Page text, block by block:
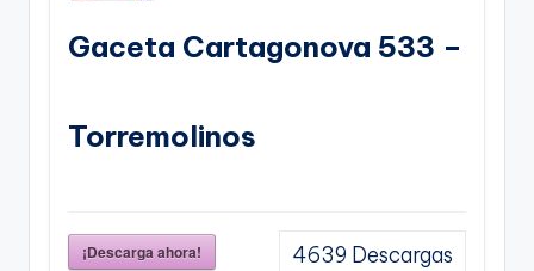
Gaceta Cartagonova 533 –
Torremolinos
¡Descarga ahora! 4639 Descargas